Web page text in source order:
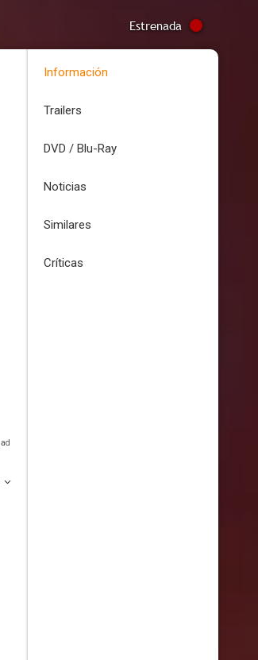
Estrenada
Información
Trailers
DVD / Blu-Ray
Noticias
Similares
Críticas